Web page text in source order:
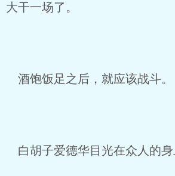
大干一场了。
酒饱饭足之后，就应该战斗。
白胡子爱德华目光在众人的身